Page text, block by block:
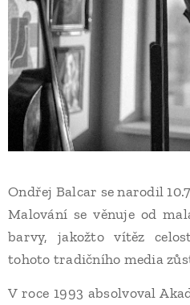
Ondřej Balcar se narodil
Malování se věnuje od
barvy, jakožto vítěz
tohoto tradičního media
V roce 1993 absolvoval